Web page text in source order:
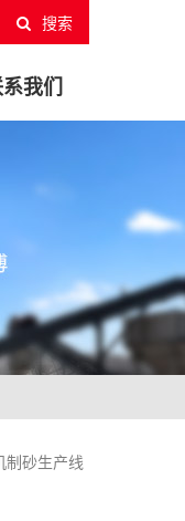
搜索
我们
制砂生产线